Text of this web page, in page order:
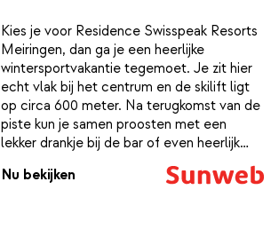
Kies je voor Residence Swisspeak Resorts
Meiringen, dan ga je een heerlijke
wintersportvakantie tegemoet. Je zit hier
echt vlak bij het centrum en de skilift ligt
op circa 600 meter. Na terugkomst van de
piste kun je samen proosten met een
lekker drankje bij de bar of even heerlijk
ontspannen in de sauna. Voor wie deur niet
meer uit wil: er is een restaurant.
Nu bekijken